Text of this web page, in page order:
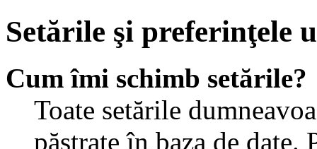
Setările şi preferinţele
Cum îmi schimb setările?
Toate setările
păstrate în baza de